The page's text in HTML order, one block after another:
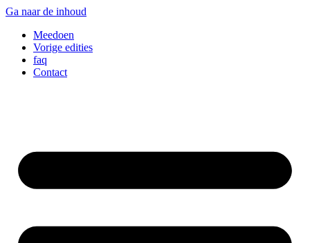
Ga naar de inhoud
Meedoen
Vorige edities
faq
Contact